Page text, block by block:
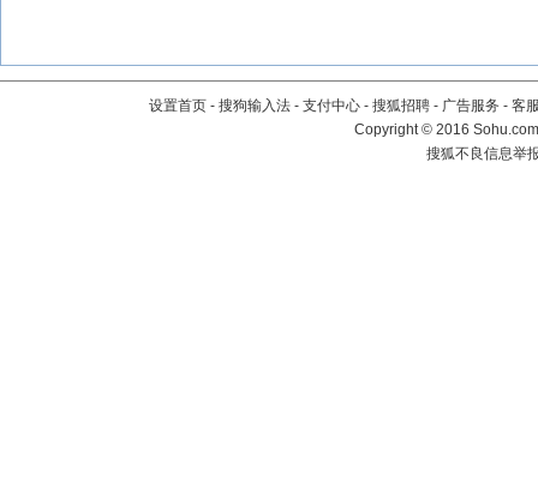
设置首页 - 搜狗输入法 - 支付中心 - 搜狐招聘 - 广告服务 - 客
Copyright©2016
搜狐不良信息举